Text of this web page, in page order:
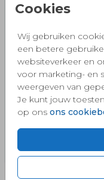
Cookies
Wij gebruiken
een betere
websiteverkeer en
voor marketing- en
weergeven van
Je kunt jouw
op ons ons